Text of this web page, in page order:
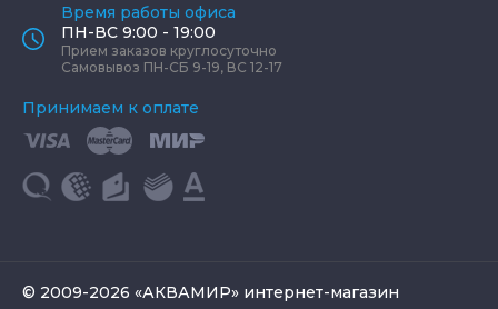
Время работы офиса
ПН-ВС 9:00 - 19:00
Прием заказов круглосуточно
Самовывоз ПН-СБ 9-19, ВС 12-17
Принимаем к оплате
© 2009-2026 «АКВАМИР» интернет-магазин